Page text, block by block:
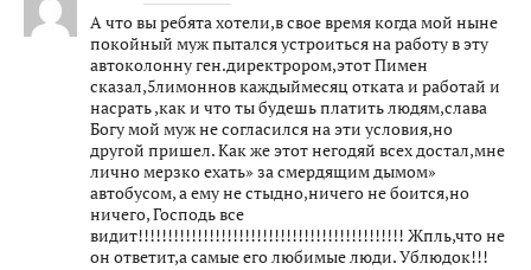
А что вы ребята хотели,в свое время когда мой ныне
покойный муж пытался устроиться на работу в эту
автоколонну ген.директрором,этот Пимен
сказал,5лимоннов каждыймесяц отката и работай и
насрать ,как и что ты будешь платить людям,слава
Богу мой муж не согласился на эти условия,но
другой пришел. Как же этот негодяй всех достал,мне
лично мерзко ехать» за смердящим дымом»
автобусом, а ему не стыдно,ничего не боится,но
ничего, Господь все
видит!!!!!!!!!!!!!!!!!!!!!!!!!!!!!!!!!!!!!!!!!!!!! Жпль,что не
он ответит,а самые его любимые люди. Ублюдок!!!